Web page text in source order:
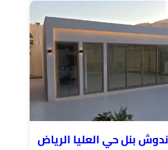
بنل حي العليا الرياض